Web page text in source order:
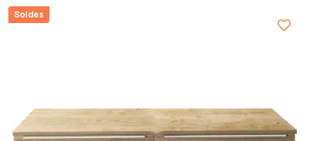
Soldes